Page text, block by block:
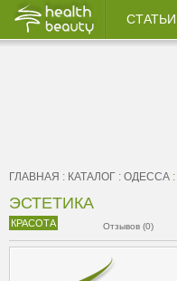
СТАТЬИ
ГЛАВНАЯ : КАТАЛОГ : ОДЕССА :
ЭСТЕТИКА
КРАСОТА Отзывов (0)